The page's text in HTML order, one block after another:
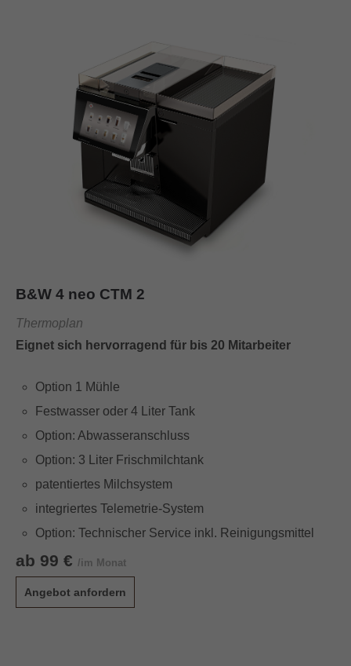
B&W 4 neo CTM 2
Thermoplan
Eignet sich hervorragend für bis 20 Mitarbeiter
Option 1 Mühle
Festwasser oder 4 Liter Tank
Option: Abwasseranschluss
Option: 3 Liter Frischmilchtank
patentiertes Milchsystem
integriertes Telemetrie-System
Option: Technischer Service inkl. Reinigungsmittel
ab 99 € /im Monat
Angebot anfordern